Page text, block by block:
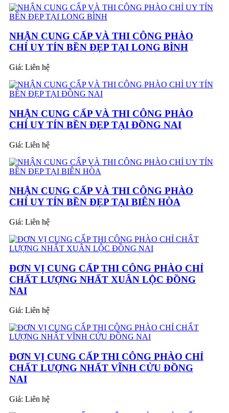
NHẬN CUNG CẤP VÀ THI CÔNG PHÀO
CHỈ UY TÍN BỀN ĐẸP TẠI LONG BÌNH
Giá: Liên hệ
NHẬN CUNG CẤP VÀ THI CÔNG PHÀO
CHỈ UY TÍN BỀN ĐẸP TẠI ĐỒNG NAI
Giá: Liên hệ
NHẬN CUNG CẤP VÀ THI CÔNG PHÀO
CHỈ UY TÍN BỀN ĐẸP TẠI BIÊN HÒA
Giá: Liên hệ
ĐƠN VỊ CUNG CẤP THI CÔNG PHÀO CHỈ
CHẤT LƯỢNG NHẤT XUÂN LỘC ĐỒNG
NAI
Giá: Liên hệ
ĐƠN VỊ CUNG CẤP THI CÔNG PHÀO CHỈ
CHẤT LƯỢNG NHẤT VĨNH CỬU ĐỒNG
NAI
Giá: Liên hệ